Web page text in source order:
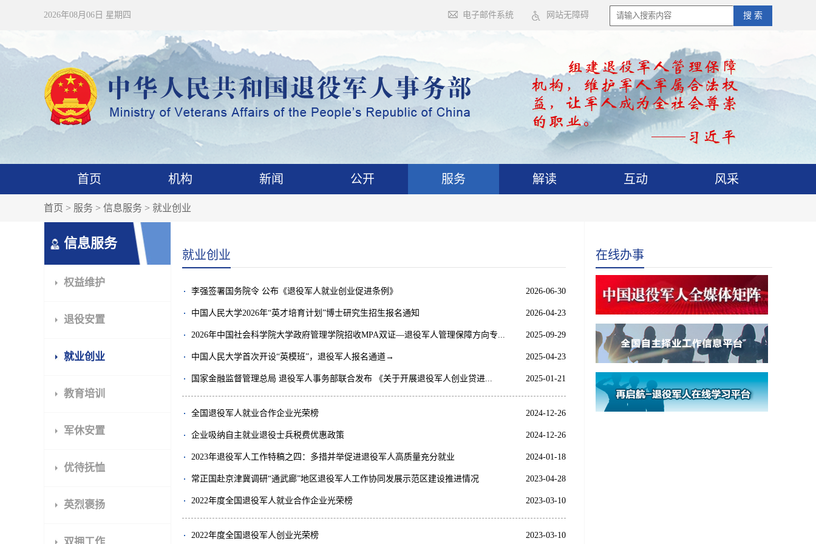
2026年08月06日 星期四 搜 索
电子邮件系统 网站无障碍
首页 机构 新闻 公开 服务 解读 互动 风采
首页 > 服务 > 信息服务 > 就业创业
信息服务
权益维护
退役安置
就业创业
教育培训
军休安置
优待抚恤
英烈褒扬
就业创业
李强签署国务院令 公布《退役军人就业创业促进条例》 2026-06-30
中国人民大学2026年“英才培育计划”博士研究生招生报名通知 2026-04-23
2026年中国社会科学院大学政府管理学院招收MPA双证—退役军人管理保障方向专... 2025-09-29
中国人民大学首次开设“英模班”，退役军人报名通道→ 2025-04-23
国家金融监督管理总局 退役军人事务部联合发布 《关于开展退役军人创业贷进... 2025-01-21
全国退役军人就业合作企业光荣榜 2024-12-26
企业吸纳自主就业退役士兵税费优惠政策 2024-12-26
2023年退役军人工作特稿之四：多措并举促进退役军人高质量充分就业 2024-01-18
常正国赴京津冀调研“通武廊”地区退役军人工作协同发展示范区建设推进情况 2023-04-28
2022年度全国退役军人就业合作企业光荣榜 2023-03-10
2022年度全国退役军人创业光荣榜 2023-03-10
在线办事